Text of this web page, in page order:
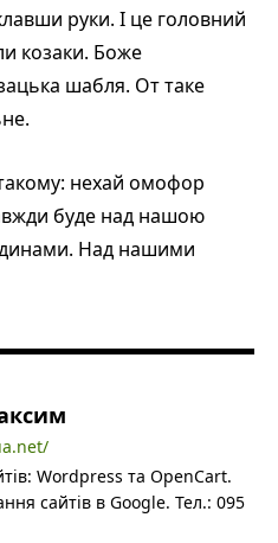
руки. І це головний
козаки. Боже
шабля. От таке
нехай омофор
буде над нашою
Над нашими
Wordpress та OpenCart.
сайтів в Google. Тел.: 095